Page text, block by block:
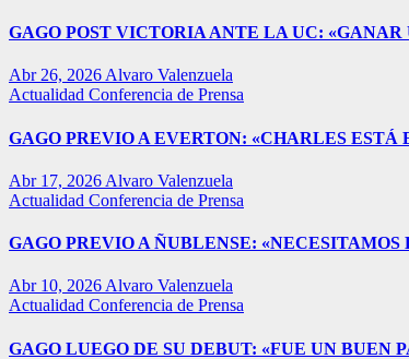
GAGO POST VICTORIA ANTE LA UC:
Abr 26, 2026 Alvaro Valenzuela
Actualidad Conferencia de Prensa
GAGO PREVIO A EVERTON: «CHARLES ESTÁ
Abr 17, 2026 Alvaro Valenzuela
Actualidad Conferencia de Prensa
GAGO PREVIO A ÑUBLENSE:
Abr 10, 2026 Alvaro Valenzuela
Actualidad Conferencia de Prensa
GAGO LUEGO DE SU DEBUT: «FUE UN BUEN